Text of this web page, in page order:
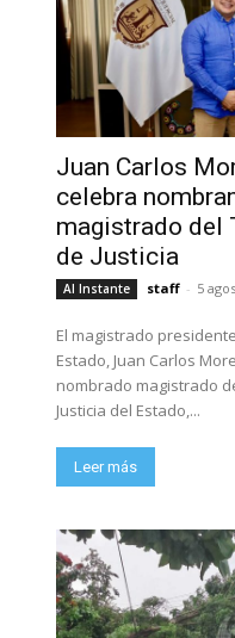
Juan Carlos
celebra
magistrado del
de Justicia
Al Instante staff - 5
El magistrado
Estado, Juan Carlos
nombrado magistrado
Justicia del Estado,...
Leer más